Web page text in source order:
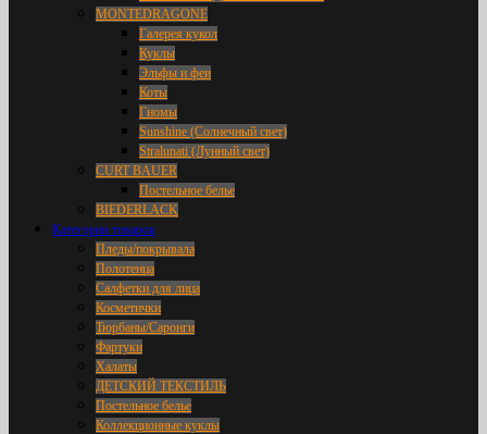
MONTEDRAGONE
Галерея кукол
Куклы
Эльфы и феи
Коты
Гномы
Sunshine (Солнечный свет)
Stralunati (Лунный свет)
CURT BAUER
Постельное белье
BIEDERLACK
Категории товаров
Пледы/покрывала
Полотенца
Салфетки для лица
Косметички
Тюрбаны/Саронги
Фартуки
Халаты
ДЕТСКИЙ ТЕКСТИЛЬ
Постельное белье
Коллекционные куклы